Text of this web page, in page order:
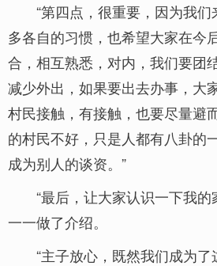
“第四点，很重要，因为我
多各自的习惯，也希望大家在今
合，相互熟悉，对内，我们要团
减少外出，如果要出去办事，大
村民接触，有接触，也要尽量避
的村民不好，只是人都有八卦的
成为别人的谈资。”
“最后，让大家认识一下我的
一一做了介绍。
“主子放心，既然我们成为